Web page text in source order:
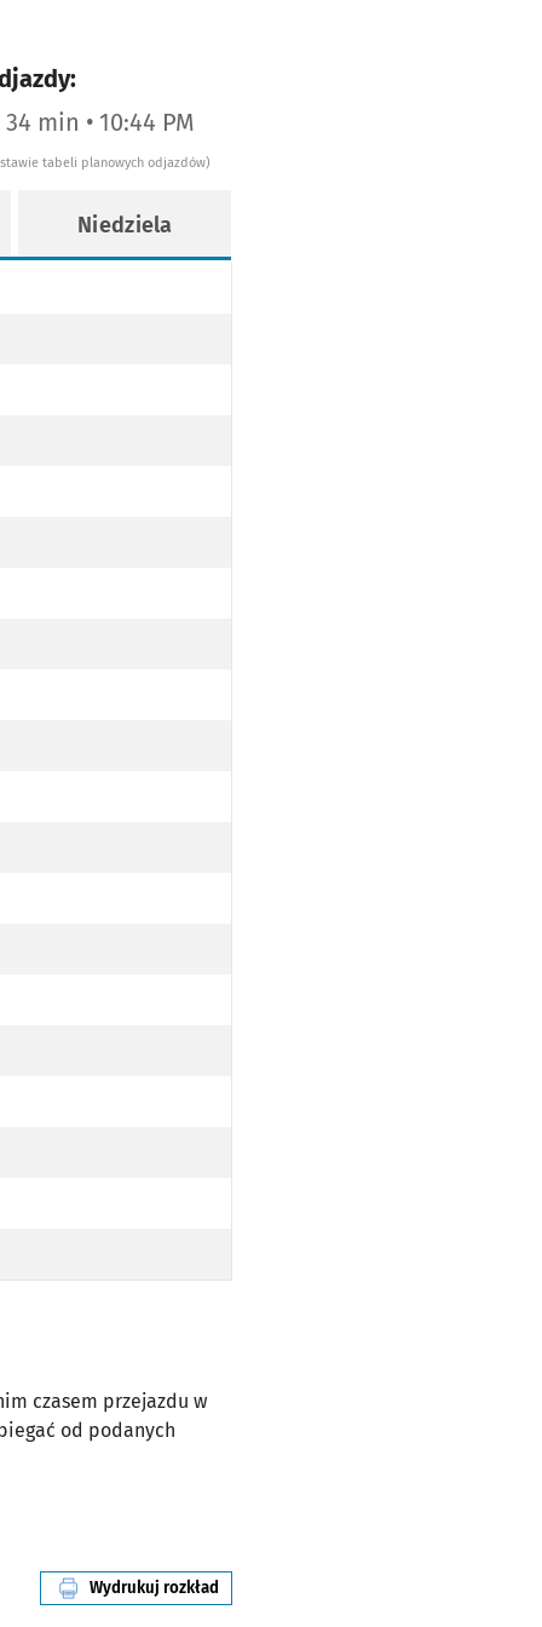
min • 10:44 PM
tabeli planowych odjazdów)
Niedziela
czasem przejazdu w
od podanych
Wydrukuj rozkład
linii nr 908